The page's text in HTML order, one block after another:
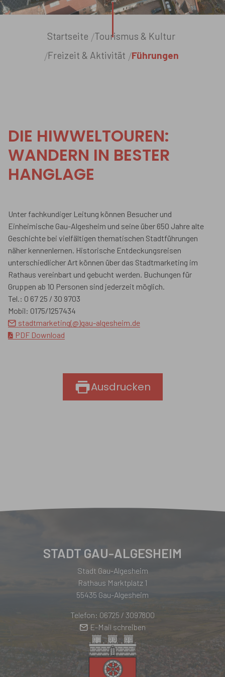
Startseite
Tourismus & Kultur
Freizeit & Aktivität Führungen
DIE HIWWELTOUREN:
WANDERN IN BESTER
HANGLAGE
Unter fachkundiger Leitung können Besucher und
Einheimische Gau-Algesheim und seine über 650 Jahre alte
Geschichte bei vielfältigen thematischen Stadtführungen
näher kennenlernen. Historische Entdeckungsreisen
unterschiedlicher Art können über das Stadtmarketing im
Rathaus vereinbart und gebucht werden. Buchungen für
Gruppen ab 10 Personen sind jederzeit möglich.
Tel.: 0 67 25 / 30 9703
Mobil: 0175/1257434
stadtmarketing(@)gau-algesheim.de
PDF Download
Ausdrucken
STADT GAU-ALGESHEIM
Stadt Gau-Algesheim
Rathaus Marktplatz 1
55435 Gau-Algesheim
Telefon: 06725 / 3097800
E-Mail schreiben